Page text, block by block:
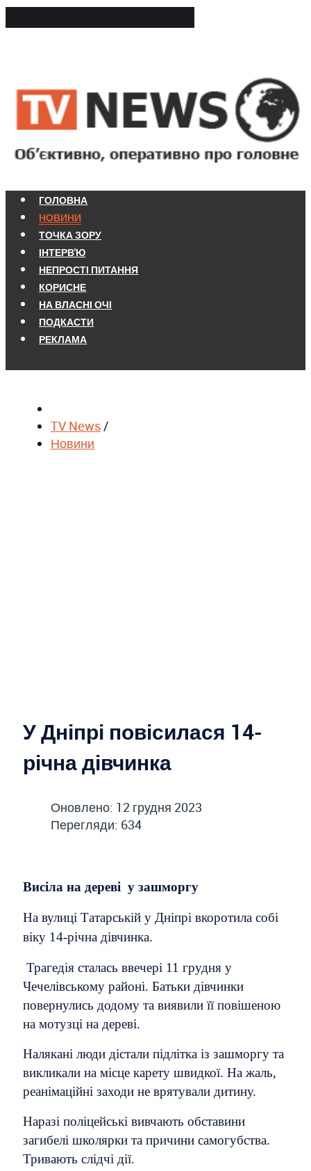
ГОЛОВНА
НОВИНИ
ТОЧКА ЗОРУ
ІНТЕРВ'Ю
НЕПРОСТІ ПИТАННЯ
КОРИСНЕ
НА ВЛАСНІ ОЧІ
ПОДКАСТИ
РЕКЛАМА
TV News/
Новини
У Дніпрі повісилася 14-
річна дівчинка
Оновлено: 12 грудня 2023
Перегляди: 634
Висіла на дереві у зашморгу
На вулиці Татарській у Дніпрі вкоротила собі
віку 14-річна дівчинка.
Трагедія сталась ввечері 11 грудня у
Чечелівському районі. Батьки дівчинки
повернулись додому та виявили її повішеною
на мотузці на дереві.
Налякані люди дістали підлітка із зашморгу та
викликали на місце карету швидкої. На жаль,
реанімаційні заходи не врятували дитину.
Наразі поліцейські вивчають обставини
загибелі школярки та причини самогубства.
Тривають слідчі дії.